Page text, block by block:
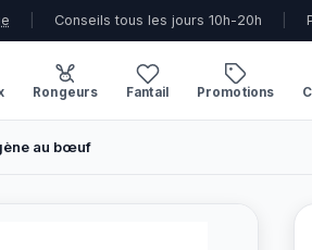
Conseils tous les jours 10h-20h
Rongeurs Fantail Promotions
au bœuf